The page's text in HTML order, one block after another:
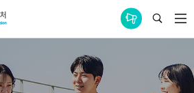
통합공지사항